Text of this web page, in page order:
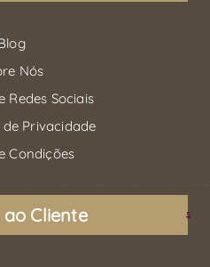
Nós
Redes Sociais
Privacidade
Condições
Cliente